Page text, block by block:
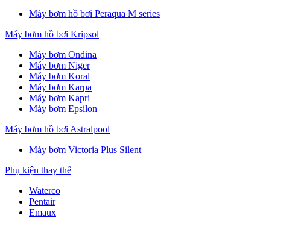
Máy bơm hồ bơi Peraqua M series
Máy bơm hồ bơi Kripsol
Máy bơm Ondina
Máy bơm Niger
Máy bơm Koral
Máy bơm Karpa
Máy bơm Kapri
Máy bơm Epsilon
Máy bơm hồ bơi Astralpool
Máy bơm Victoria Plus Silent
Phụ kiện thay thế
Waterco
Pentair
Emaux